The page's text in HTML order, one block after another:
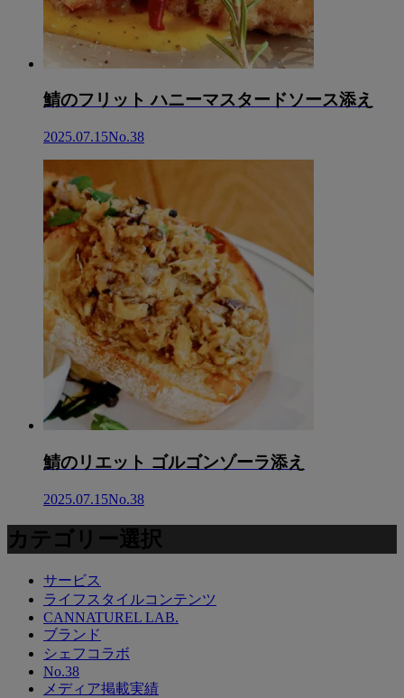
鯖のフリット ハニーマスタードソース添え
2025.07.15No.38
鯖のリエット ゴルゴンゾーラ添え
2025.07.15No.38
カテゴリー選択
サービス
ライフスタイルコンテンツ
CANNATUREL LAB.
ブランド
シェフコラボ
No.38
メディア掲載実績